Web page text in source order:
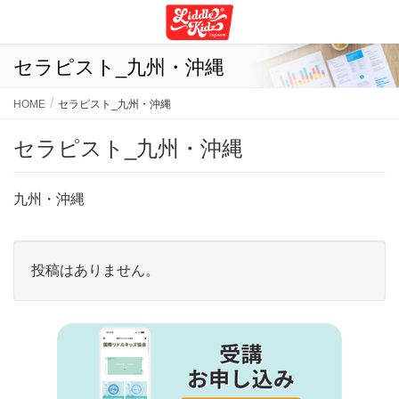
セラピスト_九州・沖縄
HOME セラピスト_九州・沖縄
セラピスト_九州・沖縄
九州・沖縄
投稿はありません。